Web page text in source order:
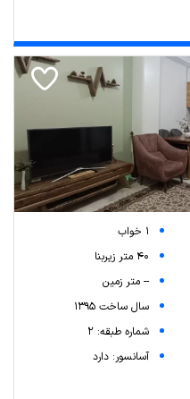
1 خواب
40 متر زیربنا
-- متر زمین
سال ساخت 1395
شماره طبقه: 2
آسانسور: دارد